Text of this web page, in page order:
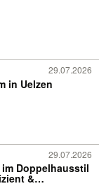
29.07.2026
in Uelzen
29.07.2026
Doppelhausstil
&